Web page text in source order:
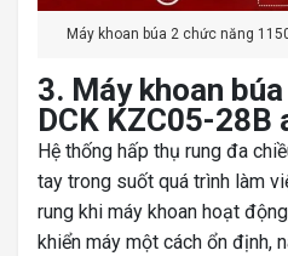
Máy khoan búa 2 chức năng
3. Máy khoan
DCK KZC05-28B
Hệ thống hấp thụ rung đa
tay trong suốt quá trình làm
rung khi máy khoan hoạt
khiển máy một cách ổn định,